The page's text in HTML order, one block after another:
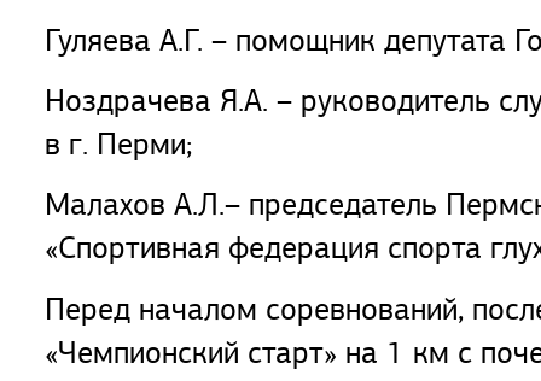
Гуляева А.Г. – помощник
Ноздрачева Я.А. – руководитель
в г. Перми;
Малахов А.Л.– председатель
«Спортивная федерация спорта
Перед началом соревнований,
«Чемпионский старт» на 1 км с